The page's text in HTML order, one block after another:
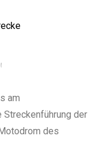
am
der
des